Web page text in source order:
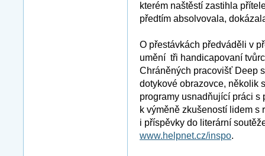
kterém naštěstí zastihla
předtím absolvovala,
O přestávkách předváděli v
umění tři handicapovaní
Chráněných pracovišť Deep
dotykové obrazovce, několik
programy usnadňující práci
k výměně zkušeností lidem s
i příspěvky do literární
www.helpnet.cz/inspo.